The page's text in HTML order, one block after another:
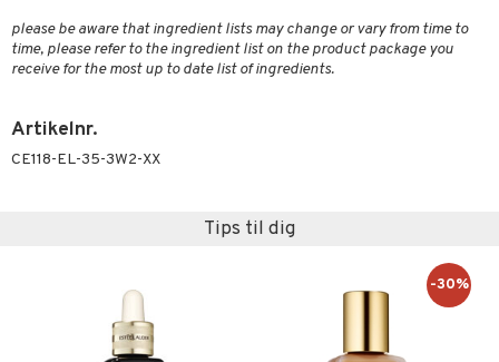
please be aware that ingredient lists may change or vary from time to
time, please refer to the ingredient list on the product package you
receive for the most up to date list of ingredients.
Artikelnr.
CE118-EL-35-3W2-XX
Tips til dig
-30%